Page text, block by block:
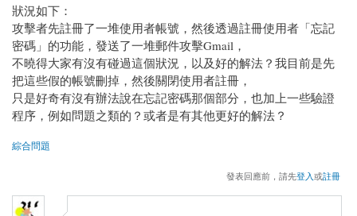
狀況如下：
攻擊者先註冊了一堆使用者帳號，然後透過註冊使用者「忘記
密碼」的功能，發送了一堆郵件攻擊Gmail，
不曉得大家有沒有碰過這個狀況，以及好的解法？我目前是先
把這些假的帳號刪掉，然後關閉使用者註冊，
只是好奇有沒有辦法說在忘記密碼那個部分，也加上一些驗證
程序，例如問題之類的？或者是有其他更好的解法？
綜合問題
發表回應前，請先登入或註冊